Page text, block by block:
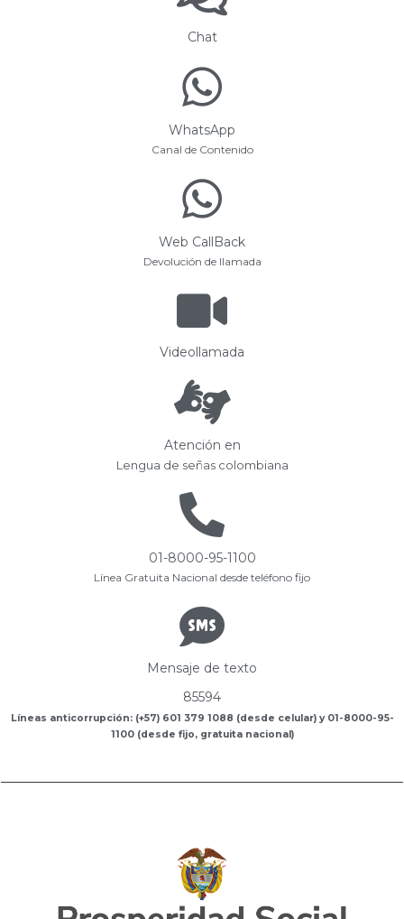
Chat
WhatsApp
Canal de Contenido
Web CallBack
Devolución de llamada
Videollamada
Atención en
Lengua de señas colombiana
01-8000-95-1100
Línea Gratuita Nacional desde teléfono fijo
Mensaje de texto
85594
Líneas anticorrupción: (+57) 601 379 1088 (desde celular) y 01-8000-95-
1100 (desde fijo, gratuita nacional)